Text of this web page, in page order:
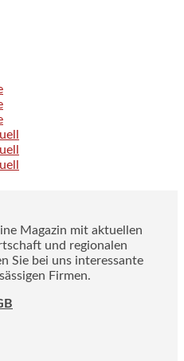
Magazin mit aktuellen
und regionalen
Sie bei uns interessante
Firmen.